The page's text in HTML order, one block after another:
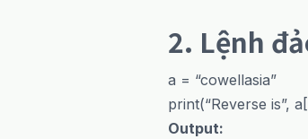
2. Lệnh đ
a = “cowellasia”
print(“Reverse is”,
Output: